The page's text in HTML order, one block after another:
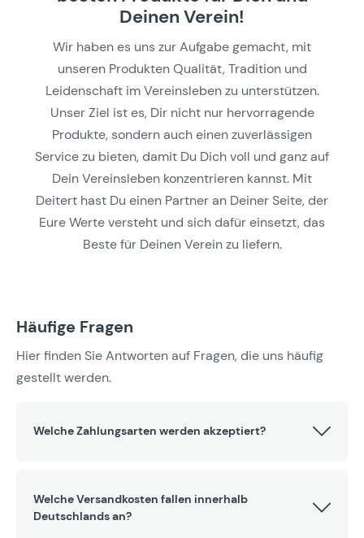
Deinen Verein!
Wir haben es uns zur Aufgabe gemacht, mit
unseren Produkten Qualität, Tradition und
Leidenschaft im Vereinsleben zu unterstützen.
Unser Ziel ist es, Dir nicht nur hervorragende
Produkte, sondern auch einen zuverlässigen
Service zu bieten, damit Du Dich voll und ganz auf
Dein Vereinsleben konzentrieren kannst. Mit
Deitert hast Du einen Partner an Deiner Seite, der
Eure Werte versteht und sich dafür einsetzt, das
Beste für Deinen Verein zu liefern.
Häufige Fragen
Hier finden Sie Antworten auf Fragen, die uns häufig
gestellt werden.
Welche Zahlungsarten werden akzeptiert?
Welche Versandkosten fallen innerhalb
Deutschlands an?